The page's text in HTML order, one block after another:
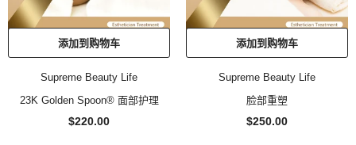
添加到购物车
Supreme Beauty Life
23K Golden Spoon® 面部护理
$220.00
添加到购物车
Supreme Beauty Life
脸部重塑
$250.00